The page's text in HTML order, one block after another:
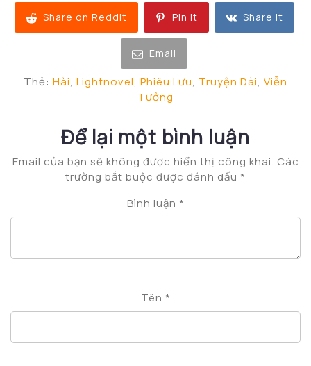
Share on Reddit Pin it Share it
Email
Thẻ: Hài, Lightnovel, Phiêu Lưu, Truyện Dài, Viễn
Tưởng
Để lại một bình luận
Email của bạn sẽ không được hiển thị công khai. Các
trường bắt buộc được đánh dấu *
Bình luận *
Tên *